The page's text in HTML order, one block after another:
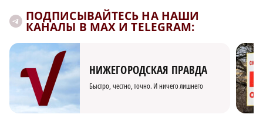
ПОДПИСЫВАЙТЕСЬ НА НАШИ
КАНАЛЫ В MAX И TELEGRAM:
НИЖЕГОРОДСКАЯ ПРАВДА
Быстро, честно, точно. И ничего лишнего